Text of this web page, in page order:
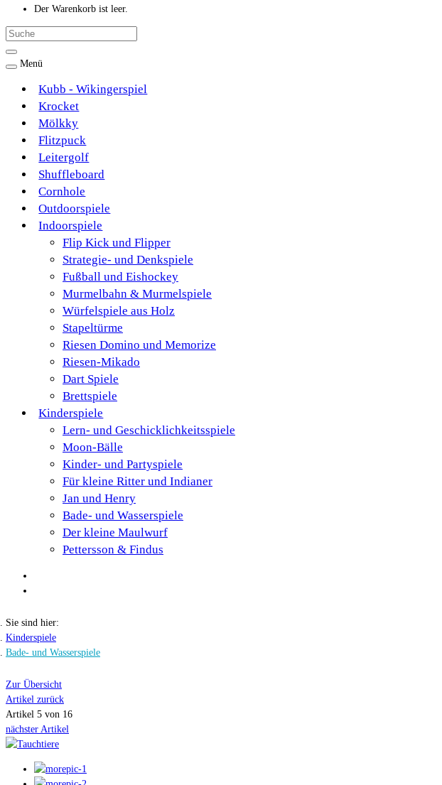
Der Warenkorb ist leer.
Menü
Kubb - Wikingerspiel
Krocket
Mölkky
Flitzpuck
Leitergolf
Shuffleboard
Cornhole
Outdoorspiele
Indoorspiele
Flip Kick und Flipper
Strategie- und Denkspiele
Fußball und Eishockey
Murmelbahn & Murmelspiele
Würfelspiele aus Holz
Stapeltürme
Riesen Domino und Memorize
Riesen-Mikado
Dart Spiele
Brettspiele
Kinderspiele
Lern- und Geschicklichkeitsspiele
Moon-Bälle
Kinder- und Partyspiele
Für kleine Ritter und Indianer
Jan und Henry
Bade- und Wasserspiele
Der kleine Maulwurf
Pettersson & Findus
Sie sind hier:
Kinderspiele
Bade- und Wasserspiele
Zur Übersicht
Artikel zurück
Artikel 5 von 16
nächster Artikel